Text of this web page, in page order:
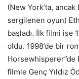
(New York’ta, ancak
sergilenen oyun)
başladı. İlk filmi ise
oldu. 1998’de bir
Horsewhisperer”de
filmle Genç Yıldız